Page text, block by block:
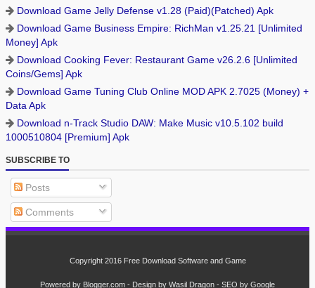
Download Game Jelly Defense v1.28 (Paid)(Patched) Apk
Download Game Business Empire: RichMan v1.25.21 [Unlimited
Money] Apk
Download Cooking Fever: Restaurant Game v26.2.6 [Unlimited
Coins/Gems] Apk
Download Game Tuning Club Online MOD APK 2.7025 (Money) +
Data Apk
Download n-Track Studio DAW: Make Music v10.5.102 build
1000510804 [Premium] Apk
SUBSCRIBE TO
Posts
Comments
Copyright 2016 Free Download Software and Game
Powered by Blogger.com - Design by Wasil Dragon - SEO by Google